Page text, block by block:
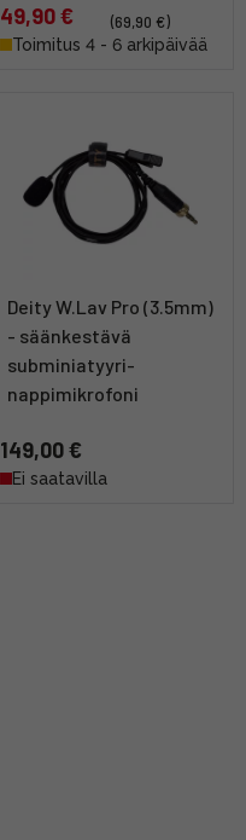
49,90 €
(69,90 €)
Toimitus 4 - 6 arkipäivää
Deity W.Lav Pro (3.5mm)
- säänkestävä
subminiatyyri-
nappimikrofoni
149,00 €
Ei saatavilla